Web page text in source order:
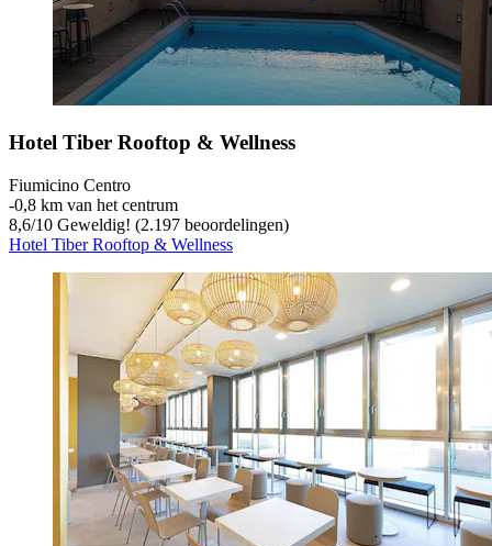
Hotel Tiber Rooftop & Wellness
Fiumicino Centro
‐0,8 km van het centrum
8,6/10 Geweldig! (2.197 beoordelingen)
Hotel Tiber Rooftop & Wellness